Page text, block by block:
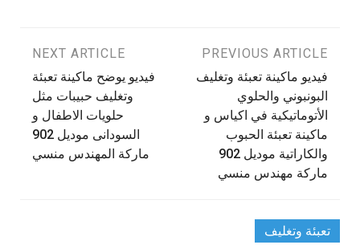
تصفّح
المقالات
PREVIOUS ARTICLE
فيديو ماكينة تعبئة وتغليف
البونبوني والحلوي
الأتوماتيكية في اكياس و
ماكينة تعبئة الحبوب
والكاراتية موديل 902
ماركة مهندس منسي
NEXT ARTICLE
فيديو يوضح ماكينة تعبئة
وتغليف حبيبات مثل
حلويات الاطفال و
السودانى موديل 902
ماركة المهندس منسي
تعبئة وتغليف